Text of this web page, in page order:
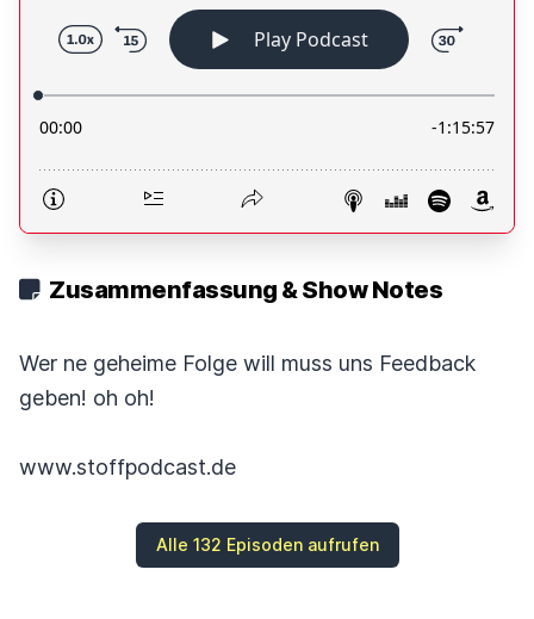
Zusammenfassung & Show Notes
Wer ne geheime Folge will muss uns Feedback
geben! oh oh!
www.stoffpodcast.de
Alle 132 Episoden aufrufen